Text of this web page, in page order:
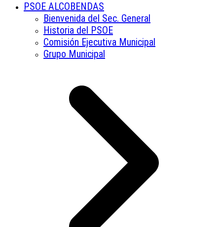
PSOE ALCOBENDAS
Bienvenida del Sec. General
Historia del PSOE
Comisión Ejecutiva Municipal
Grupo Municipal